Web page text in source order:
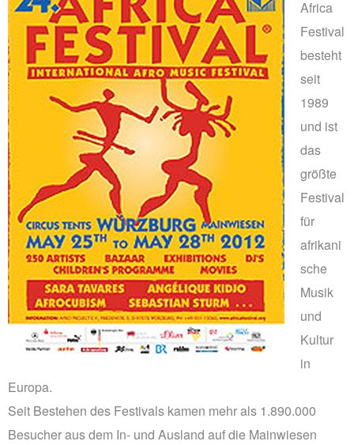
ABOUT
PRESS
CONTACT
Africa
Festival
besteht
seit
1989
und ist
das
größte
Festival
für
afrikani
sche
Musik
und
Kultur
in
Europa.
Seit Bestehen des Festivals kamen mehr als 1.890.000
Besucher aus dem In- und Ausland auf die Mainwiesen